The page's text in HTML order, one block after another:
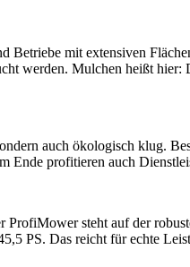
Betriebe mit extensiven
werden. Mulchen heißt
auch ökologisch klug.
Ende profitieren auch
steht auf der
PS. Das reicht für echte